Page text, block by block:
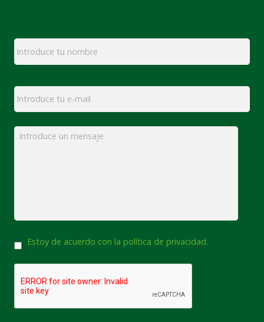
Nombre *
Email *
Mensaje
Consentimiento
Estoy de acuerdo con la política de privacidad.